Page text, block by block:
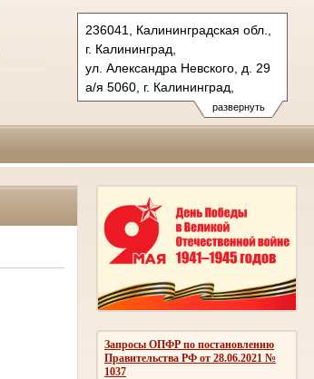
развернуть
236041, Калининградская обл.,
г. Калининград,
ул. Александра Невского, д. 29
а/я 5060, г. Калининград,
236035 (почт.)
Тел.: (4012) 53-13-75, 51-27-15
leningradsky.kln@sudrf.ru
Запросы ОПФР по постановлению
Правительства РФ от 28.06.2021 №
1037